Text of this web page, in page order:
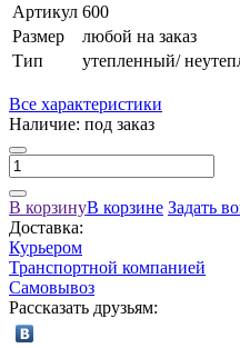
Артикул 600
Размер
любой на заказ
Тип
утепленный/
Все характеристики
Наличие: под заказ
В корзинуВ корзине Задать
Доставка:
Курьером
Транспортной компанией
Самовывоз
Рассказать друзьям: